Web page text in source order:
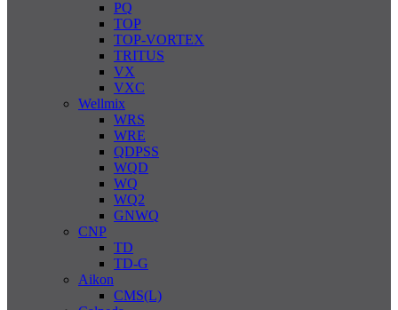
PQ
TOP
TOP-VORTEX
TRITUS
VX
VXC
Wellmix
WRS
WRE
QDPSS
WQD
WQ
WQ2
GNWQ
CNP
TD
TD-G
Aikon
CMS(L)